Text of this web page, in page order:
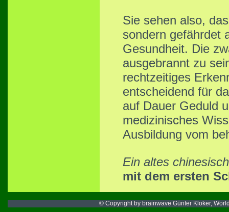
Sie sehen also,
sondern gefährdet
Gesundheit. Die
ausgebrannt zu
rechtzeitiges
entscheidend für
auf Dauer Geduld
medizinisches
Ausbildung vom
Ein altes
mit dem ersten
© Copyright by brainwave Günter Kloker,